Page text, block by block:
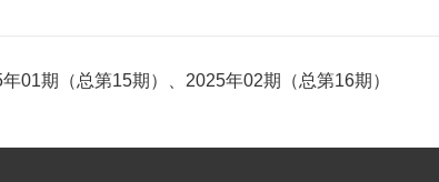
01期（总第15期）、2025年02期（总第16期）